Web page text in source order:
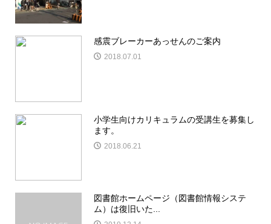
感震ブレーカーあっせんのご案内
2018.07.01
小学生向けカリキュラムの受講生を募集し
ます。
2018.06.21
図書館ホームページ（図書館情報システ
ム）は復旧いた...